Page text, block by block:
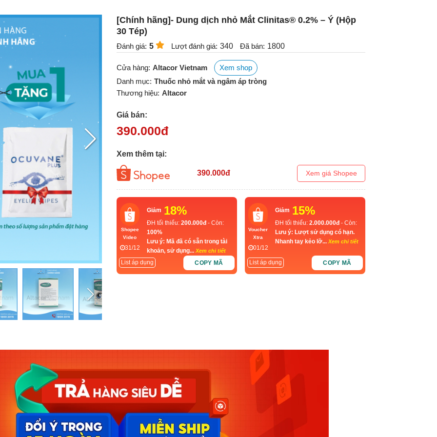
[Chính hãng]- Dung dịch nhỏ Mắt Clinitas® 0.2% – Ý (Hộp
30 Tép)
Đánh giá: 5 Lượt đánh giá: 340 Đã bán: 1800
Cửa hàng: Altacor Vietnam
Xem shop
Danh mục: Thuốc nhỏ mắt và ngâm áp tròng
Thương hiệu: Altacor
Giá bán:
390.000đ
Xem thêm tại:
390.000đ Xem giá Shopee
Shopee
Video
31/12
Giảm 18%
ĐH tối thiểu: 200.000đ - Còn:
100%
Lưu ý: Mã đã có sẵn trong tài
khoản, sử dụng... Xem chi tiết
List áp dụng COPY MÃ
Voucher
Xtra
01/12
Giảm 15%
ĐH tối thiểu: 2.000.000đ - Còn:
Lưu ý: Lượt sử dụng có hạn.
Nhanh tay kẻo lỡ... Xem chi tiết
List áp dụng COPY MÃ